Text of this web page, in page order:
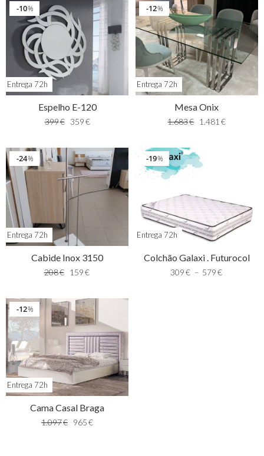
Entrega 72h
%
10
Espelho E-120
399€ 359€
Entrega 72h
%
12
Mesa Onix
1.683€ 1.481 €
Entrega 72h
%
24
Cabide Inox 3150
208€ 159€
Entrega 72h
%
19
Colchão Galaxi . Futurocol
309€ – 579€
Entrega 72h
%
12
Cama Casal Braga
1.097€ 965€